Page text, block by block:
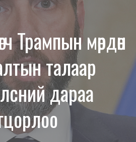
Трампын мөрдөн
талаар
дараа